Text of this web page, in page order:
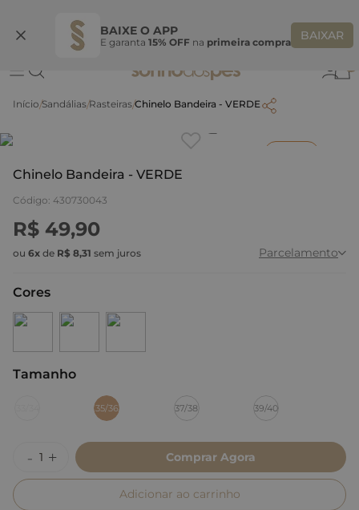
BAIXE O APP
E garanta 15% OFF na primeira compra BAIXAR
Ganhe 10% OFF na coleção utilizando o código do seu vendedor*
Sandálias Rasteiras Chinelo Bandeira - VERDE
Chinelo Bandeira - VERDE
Código: 430730043
R$ 49,90
ou 6x de R$ 8,31 sem juros Parcelamento
Cores
Tamanho
35/36 37/38 39/40
Comprar Agora
Adicionar ao carrinho